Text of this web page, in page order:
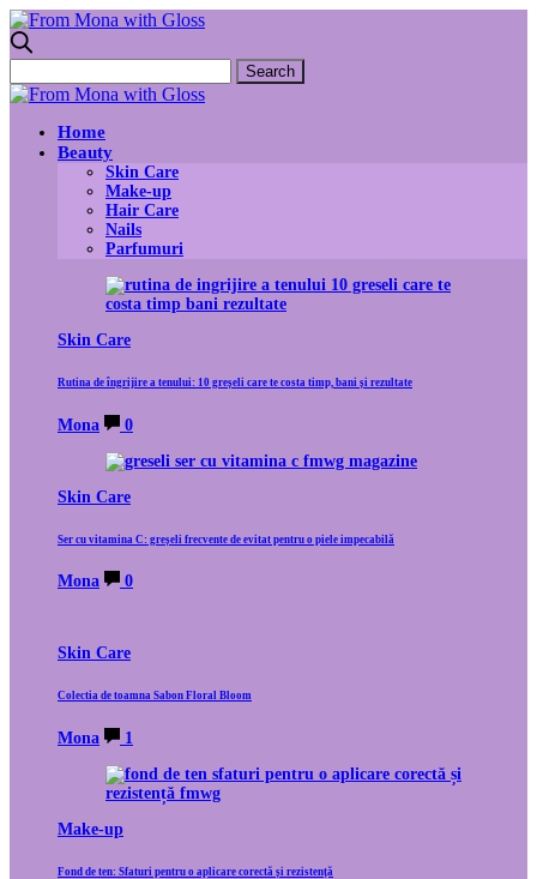
Home
Beauty
Skin Care
Make-up
Hair Care
Nails
Parfumuri
Skin Care
Rutina de îngrijire a tenului: 10 greșeli care te costa timp, bani și rezultate
Mona 0
Skin Care
Ser cu vitamina C: greșeli frecvente de evitat pentru o piele impecabilă
Mona 0
Skin Care
Colectia de toamna Sabon Floral Bloom
Mona 1
Make-up
Fond de ten: Sfaturi pentru o aplicare corectă și rezistență